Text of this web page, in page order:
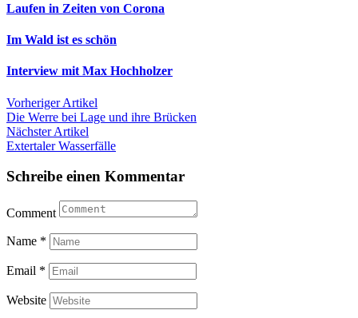
Laufen in Zeiten von Corona
Im Wald ist es schön
Interview mit Max Hochholzer
Beitragsnavigation
Vorheriger Artikel
Die Werre bei Lage und ihre Brücken
Nächster Artikel
Extertaler Wasserfälle
Schreibe einen Kommentar
Comment
Name *
Email *
Website